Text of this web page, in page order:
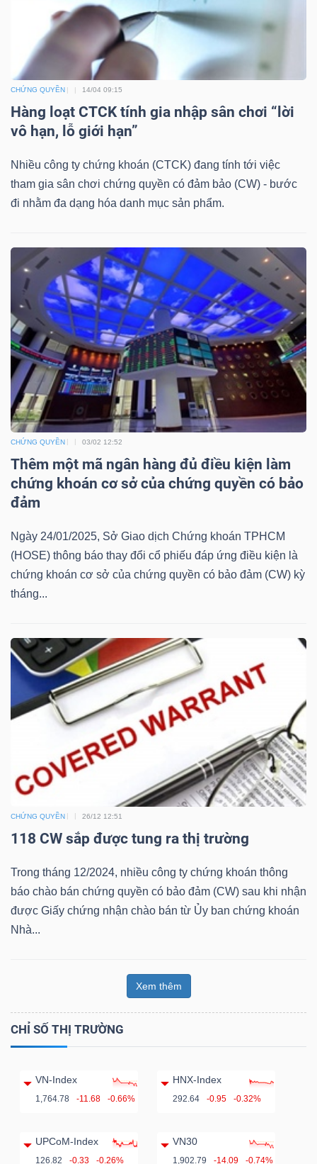
CHỨNG QUYỀN 14/04 09:15
Hàng loạt CTCK tính gia nhập sân chơi “lời
vô hạn, lỗ giới hạn”
Nhiều công ty chứng khoán (CTCK) đang tính tới việc
tham gia sân chơi chứng quyền có đảm bảo (CW) - bước
đi nhằm đa dạng hóa danh mục sản phẩm.
CHỨNG QUYỀN 03/02 12:52
Thêm một mã ngân hàng đủ điều kiện làm
chứng khoán cơ sở của chứng quyền có bảo
đảm
Ngày 24/01/2025, Sở Giao dịch Chứng khoán TPHCM
(HOSE) thông báo thay đổi cổ phiếu đáp ứng điều kiện là
chứng khoán cơ sở của chứng quyền có bảo đảm (CW) kỳ
tháng...
CHỨNG QUYỀN 26/12 12:51
118 CW sắp được tung ra thị trường
Trong tháng 12/2024, nhiều công ty chứng khoán thông
báo chào bán chứng quyền có bảo đảm (CW) sau khi nhận
được Giấy chứng nhận chào bán từ Ủy ban chứng khoán
Nhà...
Xem thêm
CHỈ SỐ THỊ TRƯỜNG
VN-Index
1,764.78 -11.68 -0.66%
HNX-Index
292.64 -0.95 -0.32%
UPCoM-Index
126.82 -0.33 -0.26%
VN30
1,902.79 -14.09 -0.74%
TIỆN
ÍCH
ĐỘNG
SẢN
chứng
khoán
(-)
Tất cả Cổ phiếu Chỉ số Chứng chỉ quỹ Chứng
Lãnh
đạo
(-)
Tất cả Người nội bộ Người liên quan Cổ đông lớn
Tin
tức
(-)
Bài
viết
của
(-)
Báo
cáo
(-)
ngữ
Dịch
vụ
Đào
tạo
chính